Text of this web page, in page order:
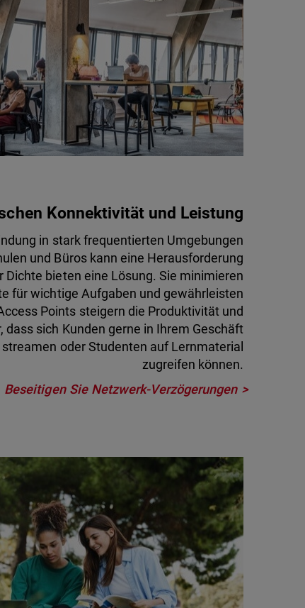
Konnektivität und Leistung
in stark frequentierten Umgebungen
und Büros kann eine Herausforderung
bieten eine Lösung. Sie minimieren
für wichtige Aufgaben und gewährleisten
Points steigern die Produktivität und
sich Kunden gerne in Ihrem Geschäft
oder Studenten auf Lernmaterial
zugreifen können.
Beseitigen Sie Netzwerk-Verzögerungen